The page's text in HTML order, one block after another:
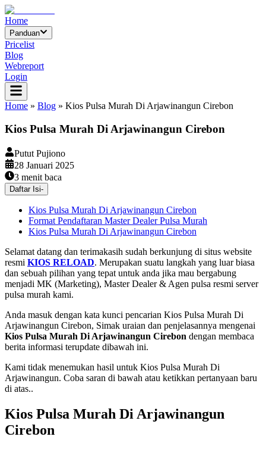
Home
Panduan
Pricelist
Blog
Webreport
Login
Home » Blog » Kios Pulsa Murah Di Arjawinangun Cirebon
Kios Pulsa Murah Di Arjawinangun Cirebon
Putut Pujiono
28 Januari 2025
3 menit baca
Daftar Isi-
Kios Pulsa Murah Di Arjawinangun Cirebon
Format Pendaftaran Master Dealer Pulsa Murah
Kios Pulsa Murah Di Arjawinangun Cirebon
Selamat datang dan terimakasih sudah berkunjung di situs website
resmi KIOS RELOAD. Merupakan suatu langkah yang luar biasa
dan sebuah pilihan yang tepat untuk anda jika mau bergabung
menjadi MK (Marketing), Master Dealer & Agen pulsa resmi server
pulsa murah kami.
Anda masuk dengan kata kunci pencarian Kios Pulsa Murah Di
Arjawinangun Cirebon, Simak uraian dan penjelasannya mengenai
Kios Pulsa Murah Di Arjawinangun Cirebon dengan membaca
berita informasi terupdate dibawah ini.
Kami tidak menemukan hasil untuk Kios Pulsa Murah Di
Arjawinangun. Coba saran di bawah atau ketikkan pertanyaan baru
di atas..
Kios Pulsa Murah Di Arjawinangun
Cirebon